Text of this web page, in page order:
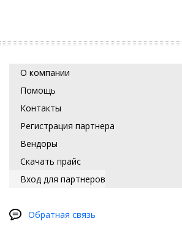
О компании
Помощь
Контакты
Регистрация партнера
Вендоры
Скачать прайс
Вход для партнеров
Обратная связь